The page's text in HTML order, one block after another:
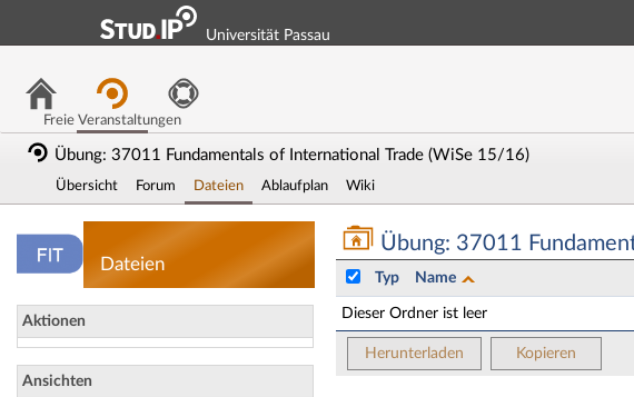
Universität Passau
Freie Veranstaltungen
Übung: 37011 Fundamentals of International Trade (WiSe 15/16)
Übersicht Forum Dateien Ablaufplan Wiki
Dateien
Aktionen
Ansichten
Übung: 37011 Fundamentals of
Übung: 37011
Typ Name
Dieser Ordner ist leer
Herunterladen Kopieren